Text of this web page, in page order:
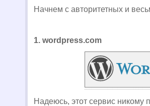
Начнем с авторитетных и
1. wordpress.com
Надеюсь, этот сервис никому